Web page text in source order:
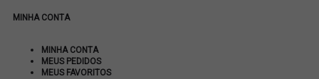
MINHA CONTA
MINHA CONTA
MEUS PEDIDOS
MEUS FAVORITOS